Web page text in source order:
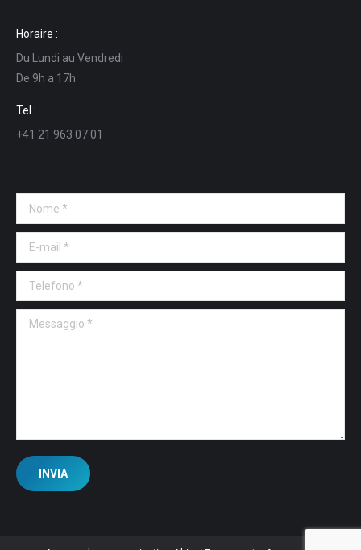
opens
in
new
window
opens
in
new
in
opens
Horaire :
Du Lundi au Vendredi
De 9h a 17h
Tel :
+41 21 963 07 01
Nome *
E-mail *
Telefono *
Messaggio *
INVIA